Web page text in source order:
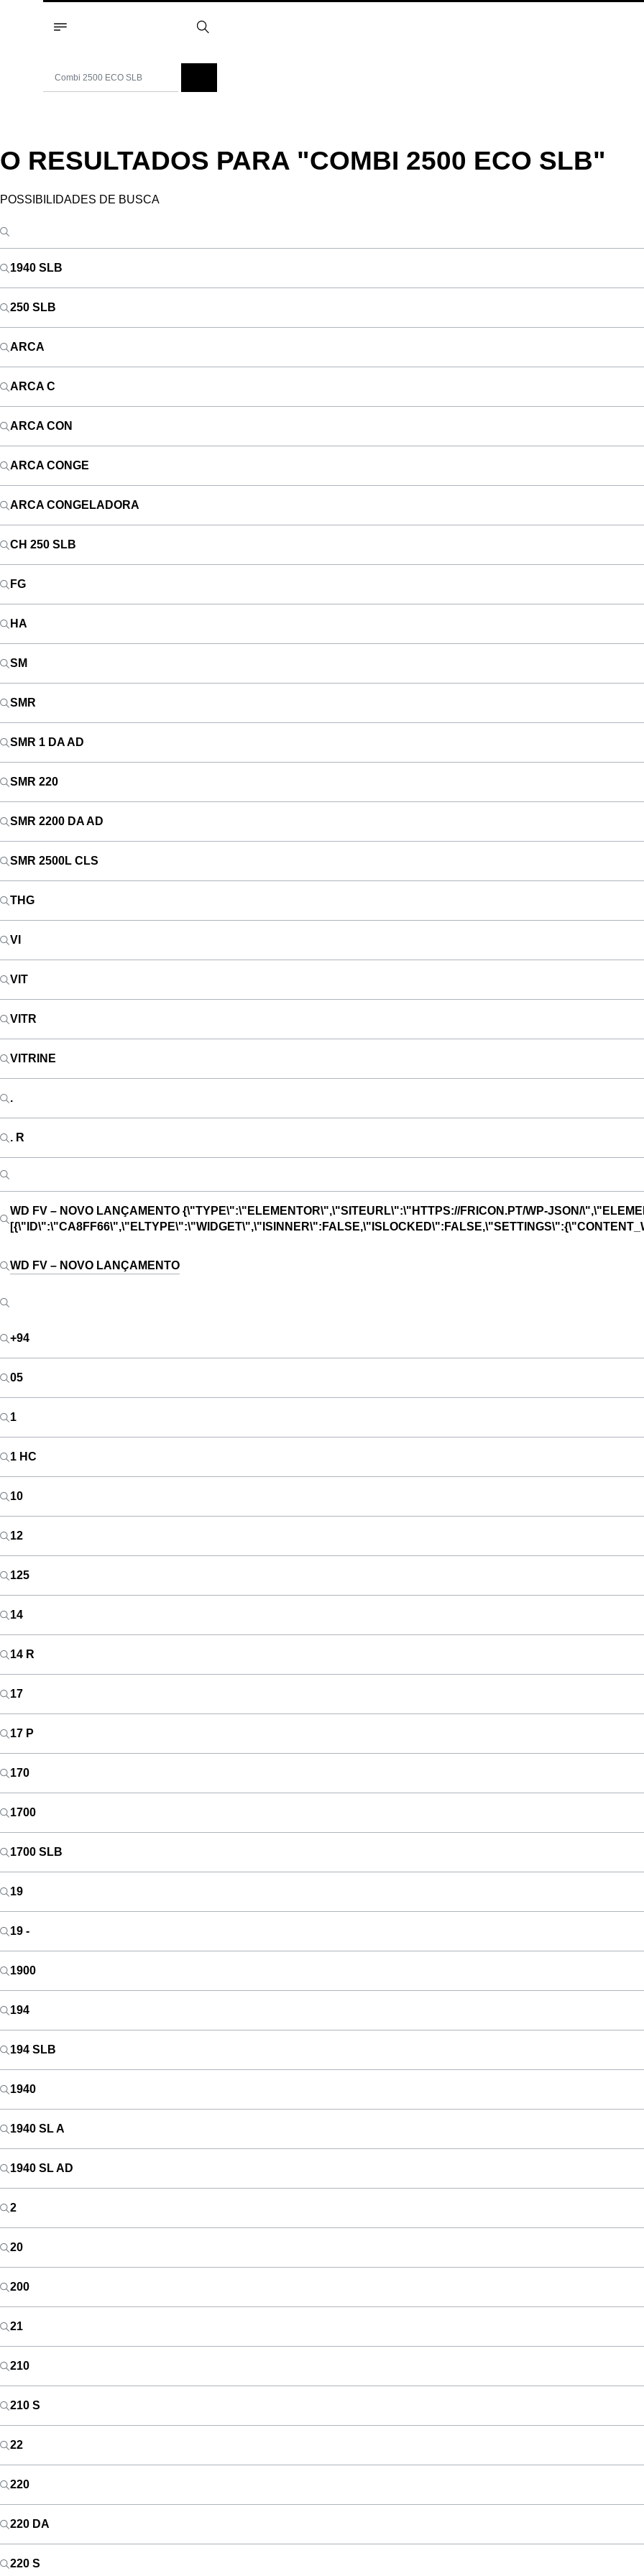
O RESULTADOS PARA "COMBI 2500 ECO SLB"
POSSIBILIDADES DE BUSCA
1940 SLB
250 SLB
ARCA
ARCA C
ARCA CON
ARCA CONGE
ARCA CONGELADORA
CH 250 SLB
FG
HA
SM
SMR
SMR 1 DA AD
SMR 220
SMR 2200 DA AD
SMR 2500L CLS
THG
VI
VIT
VITR
VITRINE
.
. R
WD FV – NOVO LANÇAMENTO {\"TYPE\":\"ELEMENTOR\",\"SITEURL\":\"HTTPS://FRICON.PT/WP-JSON/
WD FV – NOVO LANÇAMENTO
+94
05
1
1 HC
10
12
125
14
14 R
17
17 P
170
1700
1700 SLB
19
19 -
1900
194
194 SLB
1940
1940 SL A
1940 SL AD
2
20
200
21
210
210 S
22
220
220 DA
220 S